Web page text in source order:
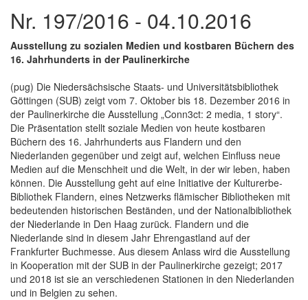
Nr. 197/2016 - 04.10.2016
Ausstellung zu sozialen Medien und kostbaren Büchern des
16. Jahrhunderts in der Paulinerkirche
(pug) Die Niedersächsische Staats- und Universitätsbibliothek
Göttingen (SUB) zeigt vom 7. Oktober bis 18. Dezember 2016 in
der Paulinerkirche die Ausstellung „Conn3ct: 2 media, 1 story“.
Die Präsentation stellt soziale Medien von heute kostbaren
Büchern des 16. Jahrhunderts aus Flandern und den
Niederlanden gegenüber und zeigt auf, welchen Einfluss neue
Medien auf die Menschheit und die Welt, in der wir leben, haben
können. Die Ausstellung geht auf eine Initiative der Kulturerbe-
Bibliothek Flandern, eines Netzwerks flämischer Bibliotheken mit
bedeutenden historischen Beständen, und der Nationalbibliothek
der Niederlande in Den Haag zurück. Flandern und die
Niederlande sind in diesem Jahr Ehrengastland auf der
Frankfurter Buchmesse. Aus diesem Anlass wird die Ausstellung
in Kooperation mit der SUB in der Paulinerkirche gezeigt; 2017
und 2018 ist sie an verschiedenen Stationen in den Niederlanden
und in Belgien zu sehen.